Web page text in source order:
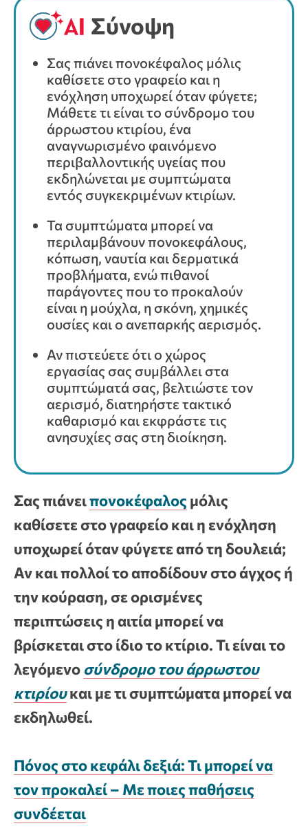
Σύνοψη
Σας πιάνει πονοκέφαλος μόλις
καθίσετε στο γραφείο και η
ενόχληση υποχωρεί όταν φύγετε;
Μάθετε τι είναι το σύνδρομο του
άρρωστου κτιρίου, ένα
αναγνωρισμένο φαινόμενο
περιβαλλοντικής υγείας που
εκδηλώνεται με συμπτώματα
εντός συγκεκριμένων κτιρίων.
Τα συμπτώματα μπορεί να
περιλαμβάνουν πονοκεφάλους,
κόπωση, ναυτία και δερματικά
προβλήματα, ενώ πιθανοί
παράγοντες που το προκαλούν
είναι η μούχλα, η σκόνη, χημικές
ουσίες και ο ανεπαρκής αερισμός.
Αν πιστεύετε ότι ο χώρος
εργασίας σας συμβάλλει στα
συμπτώματά σας, βελτιώστε τον
αερισμό, διατηρήστε τακτικό
καθαρισμό και εκφράστε τις
ανησυχίες σας στη διοίκηση.
Σας πιάνειπονοκέφαλος μόλις
καθίσετε στο γραφείο και η ενόχληση
υποχωρεί όταν φύγετε από τη δουλειά;
Αν και πολλοί το αποδίδουν στο άγχος ή
την κούραση, σε ορισμένες
περιπτώσεις η αιτία μπορεί να
βρίσκεται στο ίδιο το κτίριο. Τι είναι το
λεγόμενο σύνδρομο του άρρωστου
κτιρίουκαι με τι συμπτώματα μπορεί να
εκδηλωθεί.
Πόνος στο κεφάλι δεξιά: Τι μπορεί να
τον προκαλεί – Με ποιες παθήσεις
συνδέεται